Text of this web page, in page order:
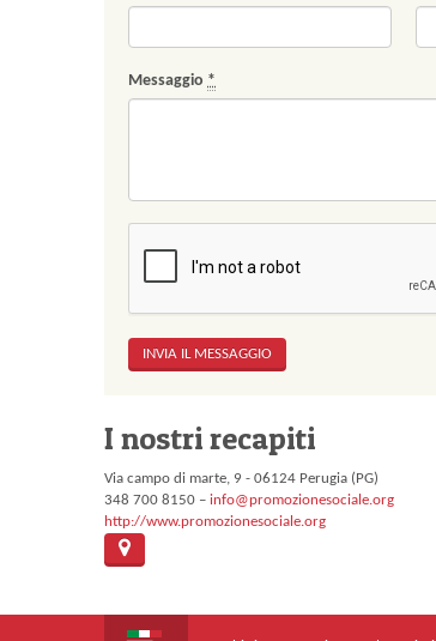
Messaggio *
I nostri recapiti
Via campo di marte, 9 - 06124 Perugia (PG)
348 700 8150 – info@promozionesociale.org
http://www.promozionesociale.org